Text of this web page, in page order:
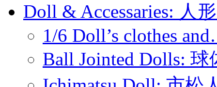
Doll & Accessaries: 人
1/6 Doll’s clothes
Ball Jointed Dolls: